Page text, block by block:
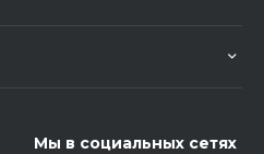
Мы в социальных сетях